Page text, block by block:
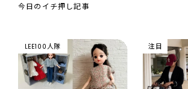
今日のイチ押し記事
LEE100人隊 注目